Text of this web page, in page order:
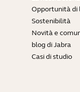
Opportunità di
Sostenibilità
Novità e
blog di Jabra
Casi di studio